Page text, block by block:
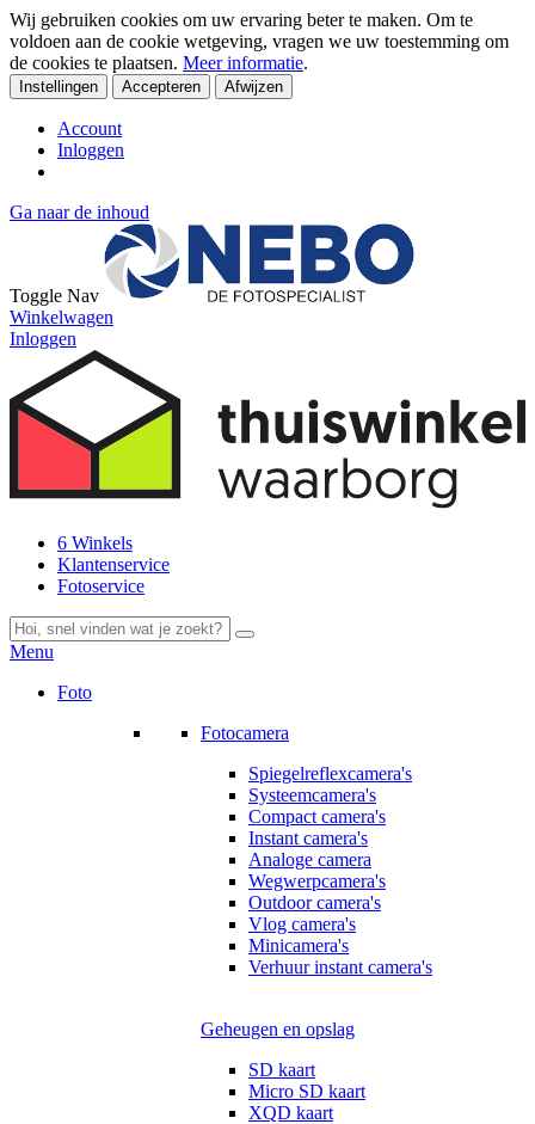
Wij gebruiken cookies om uw ervaring beter te maken. Om te
voldoen aan de cookie wetgeving, vragen we uw toestemming om
de cookies te plaatsen. Meer informatie.
Instellingen Accepteren Afwijzen
Account
Inloggen
Ga naar de inhoud
Toggle Nav
Winkelwagen
Inloggen
6 Winkels
Klantenservice
Fotoservice
Menu
Foto
Fotocamera
Spiegelreflexcamera's
Systeemcamera's
Compact camera's
Instant camera's
Analoge camera
Wegwerpcamera's
Outdoor camera's
Vlog camera's
Minicamera's
Verhuur instant camera's
Geheugen en opslag
SD kaart
Micro SD kaart
XQD kaart